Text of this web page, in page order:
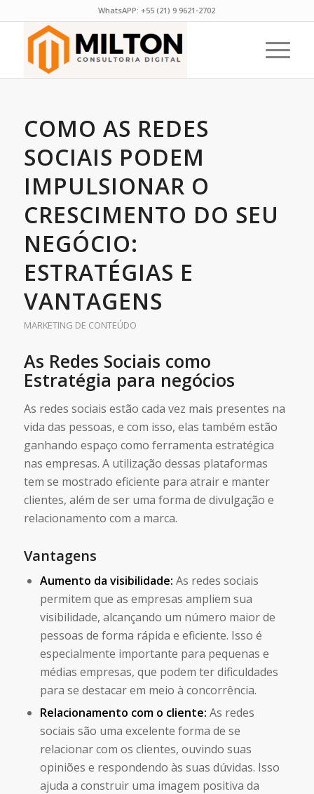
WhatsAPP:+55 (21) 9 9621-2702
COMO AS REDES
SOCIAIS PODEM
IMPULSIONAR O
CRESCIMENTO DO SEU
NEGÓCIO:
ESTRATÉGIAS E
VANTAGENS
MARKETING DE CONTEÚDO
As Redes Sociais como
Estratégia para negócios
As redes sociais estão cada vez mais presentes na
vida das pessoas, e com isso, elas também estão
ganhando espaço como ferramenta estratégica
nas empresas. A utilização dessas plataformas
tem se mostrado eficiente para atrair e manter
clientes, além de ser uma forma de divulgação e
relacionamento com a marca.
Vantagens
Aumento da visibilidade: As redes sociais
permitem que as empresas ampliem sua
visibilidade, alcançando um número maior de
pessoas de forma rápida e eficiente. Isso é
especialmente importante para pequenas e
médias empresas, que podem ter dificuldades
para se destacar em meio à concorrência.
Relacionamento com o cliente: As redes
sociais são uma excelente forma de se
relacionar com os clientes, ouvindo suas
opiniões e respondendo às suas dúvidas. Isso
ajuda a construir uma imagem positiva da